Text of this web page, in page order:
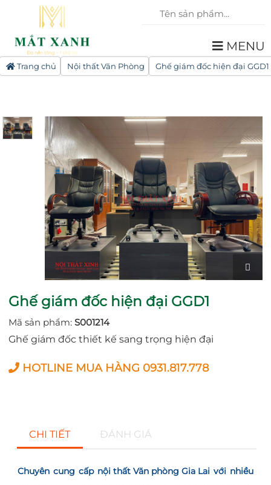
MENU
Trang chủ Nội thất Văn Phòng Ghế giám đốc hiện đại GGD1
Ghế giám đốc hiện đại GGD1
Mã sản phẩm: S001214
Ghế giám đốc thiết kế sang trọng hiện đại
HOTLINE MUA HÀNG 0931.817.778
CHI TIẾT ĐÁNH GIÁ
Chuyên cung cấp nội thất Văn phòng Gia Lai với nhiều